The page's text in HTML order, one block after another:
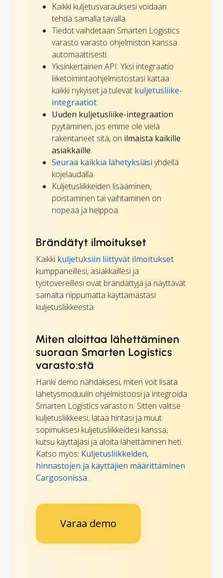
Kaikki kuljetusvarauksesi voidaan
tehdä samalla tavalla.
Tiedot vaihdetaan Smarten Logistics
varasto varasto ohjelmiston kanssa
automaattisesti.
Yksinkertainen API: Yksi integraatio
liiketoimintaohjelmistostasi kattaa
kaikki nykyiset ja tulevat kuljetusliike-
integraatiot.
Uuden kuljetusliike-integraation
pyytäminen, jos emme ole vielä
rakentaneet sitä, on ilmaista kaikille
asiakkaille.
Seuraa kaikkia lähetyksiäsi yhdellä
kojelaudalla.
Kuljetusliikkeiden lisääminen,
poistaminen tai vaihtaminen on
nopeaa ja helppoa.
Brändätyt ilmoitukset
Kaikki kuljetuksiin liittyvät ilmoitukset
kumppaneillesi, asiakkaillesi ja
työtovereillesi ovat brändättyjä ja näyttävät
samalta riippumatta käyttämästäsi
kuljetusliikkeestä.
Miten aloittaa lähettäminen
suoraan Smarten Logistics
varasto:stä
Hanki demo nähdäksesi, miten voit lisätä
lähetysmoduulin ohjelmistoosi ja integroida
Smarten Logistics varasto:n. Sitten valitse
kuljetusliikkeesi, lataa hintasi ja muut
sopimuksesi kuljetusliikkeidesi kanssa,
kutsu käyttäjäsi ja aloita lähettäminen heti.
Katso myös: Kuljetusliikkeiden,
hinnastojen ja käyttäjien määrittäminen
Cargosonissa.
Varaa demo